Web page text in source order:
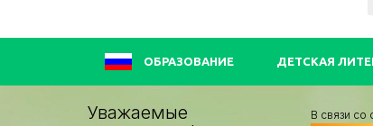
ОБРАЗОВАНИЕ ДЕТСКАЯ
Уважаемые
В связи со